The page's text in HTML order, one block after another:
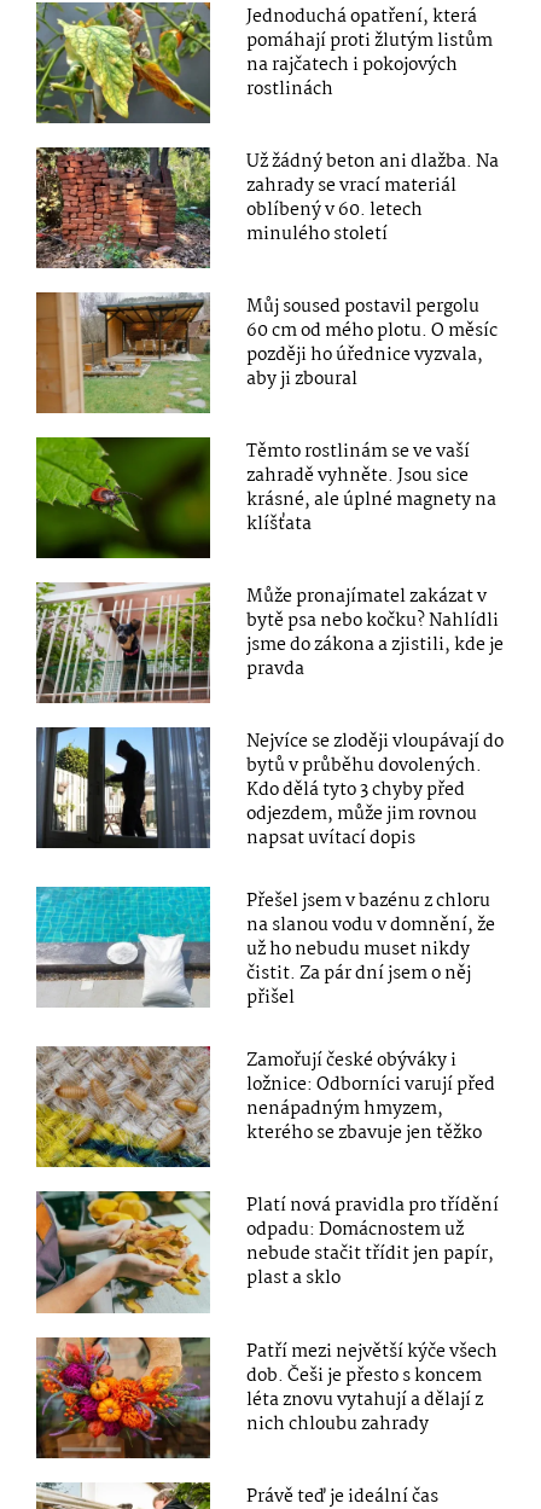
Jednoduchá opatření, která
pomáhají proti žlutým listům
na rajčatech i pokojových
rostlinách
Už žádný beton ani dlažba. Na
zahrady se vrací materiál
oblíbený v 60. letech
minulého století
Můj soused postavil pergolu
60 cm od mého plotu. O měsíc
později ho úřednice vyzvala,
aby ji zboural
Těmto rostlinám se ve vaší
zahradě vyhněte. Jsou sice
krásné, ale úplné magnety na
klíšťata
Může pronajímatel zakázat v
bytě psa nebo kočku? Nahlídli
jsme do zákona a zjistili, kde je
pravda
Nejvíce se zloději vloupávají do
bytů v průběhu dovolených.
Kdo dělá tyto 3 chyby před
odjezdem, může jim rovnou
napsat uvítací dopis
Přešel jsem v bazénu z chloru
na slanou vodu v domnění, že
už ho nebudu muset nikdy
čistit. Za pár dní jsem o něj
přišel
Zamořují české obýváky i
ložnice: Odborníci varují před
nenápadným hmyzem,
kterého se zbavuje jen těžko
Platí nová pravidla pro třídění
odpadu: Domácnostem už
nebude stačit třídit jen papír,
plast a sklo
Patří mezi největší kýče všech
dob. Češi je přesto s koncem
léta znovu vytahují a dělají z
nich chloubu zahrady
Právě teď je ideální čas